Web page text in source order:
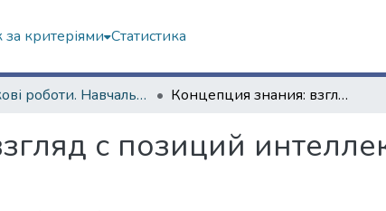
критеріями Статистика
Наукові роботи. Навчально-науковий інститут соціології та медіакомунікацій Концепция знания: взгляд с позиций интеллектуального анализа данных
с позиций